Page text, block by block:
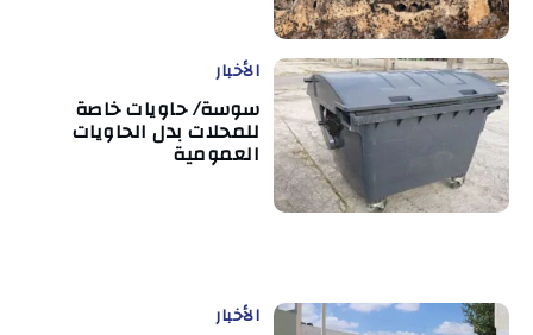
الأخبار
سوسة/ حاويات خاصة
للمحلات بدل الحاويات
العمومية
الأخبار